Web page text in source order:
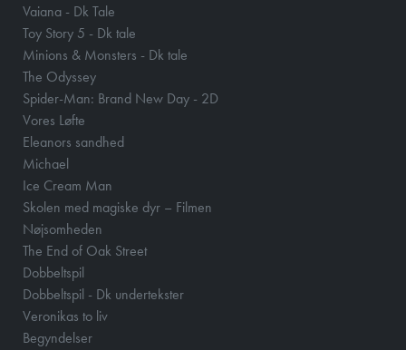
Vaiana - Dk Tale
Toy Story 5 - Dk tale
Minions & Monsters - Dk tale
The Odyssey
Spider-Man: Brand New Day - 2D
Vores Løfte
Eleanors sandhed
Michael
Ice Cream Man
Skolen med magiske dyr – Filmen
Nøjsomheden
The End of Oak Street
Dobbeltspil
Dobbeltspil - Dk undertekster
Veronikas to liv
Begyndelser